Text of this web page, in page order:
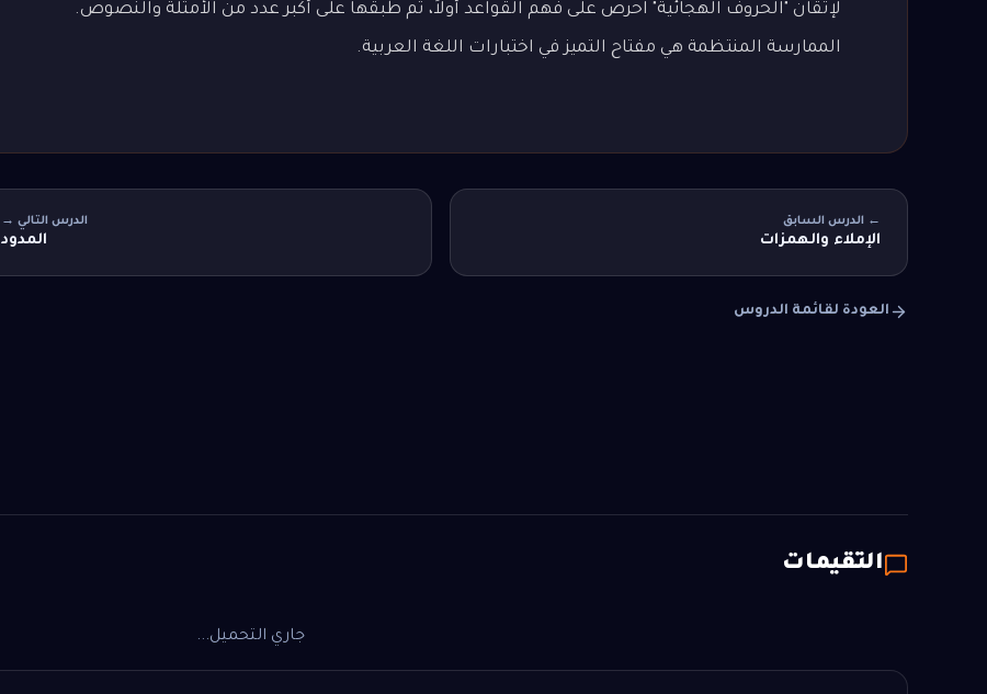
لإتقان "الحروف الهجائية" احرص على فهم القواعد أولاً، ثم طبقها على أكبر عدد من الأمثلة والنصوص.
الممارسة المنتظمة هي مفتاح التميز في اختبارات اللغة العربية.
← الدرس السابق
الإملاء والهمزات
الدرس التالي →
المدود
العودة لقائمة الدروس
التقيمات
جاري التحميل...